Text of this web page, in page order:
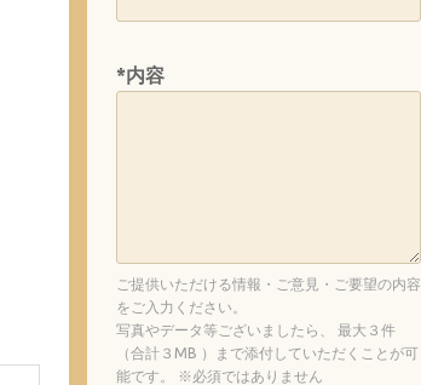
*内容
ご提供いただける情報・ご意見・ご要望の内容
をご入力ください。
写真やデータ等ございましたら、 最大３件
（合計３MB ）まで添付していただくことが可
能です。 ※必須ではありません